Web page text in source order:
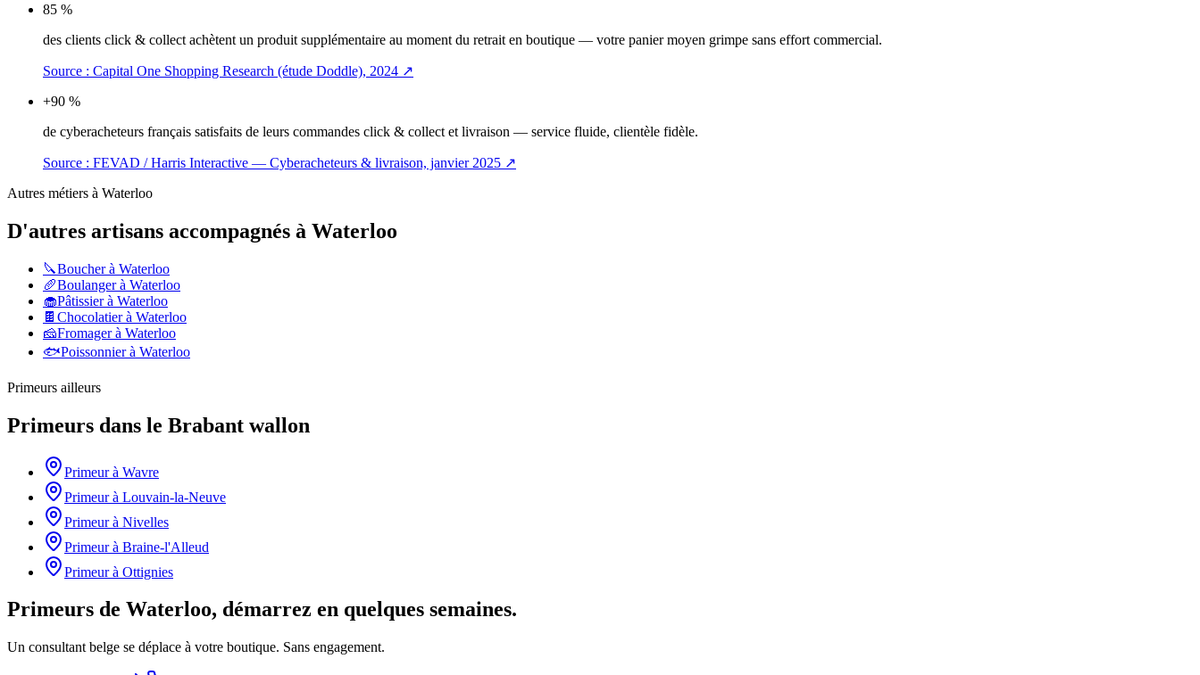
85 %
des clients click & collect achètent un produit supplémentaire au moment du retrait en boutique — votre panier moyen grimpe sans effort commercial.
Source : Capital One Shopping Research (étude Doddle), 2024 ↗
+90 %
de cyberacheteurs français satisfaits de leurs commandes click & collect et livraison — service fluide, clientèle fidèle.
Source : FEVAD / Harris Interactive — Cyberacheteurs & livraison, janvier 2025 ↗
Autres métiers à Waterloo
D'autres artisans accompagnés à Waterloo
🔪Boucherà Waterloo
🥖Boulangerà Waterloo
🧁Pâtissierà Waterloo
🍫 Chocolatierà Waterloo
🧀Fromagerà Waterloo
🐟Poissonnierà Waterloo
Primeurs ailleurs
Primeurs dans le Brabant wallon
Primeurà Wavre
Primeurà Louvain-la-Neuve
Primeurà Nivelles
Primeurà Braine-l'Alleud
Primeurà Ottignies
Primeurs de Waterloo, démarrez en quelques semaines.
Un consultant belge se déplace à votre boutique. Sans engagement.